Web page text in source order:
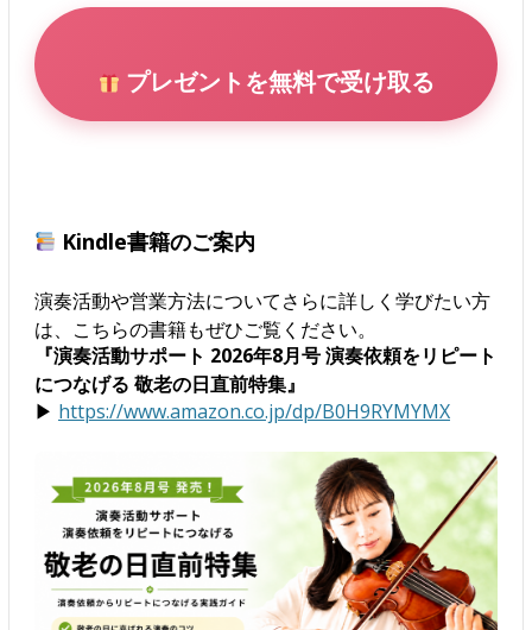
プレゼントを無料で受け取る
Kindle書籍のご案内
演奏活動や営業方法についてさらに詳しく学びたい方
は、こちらの書籍もぜひご覧ください。
『演奏活動サポート 2026年8月号 演奏依頼をリピート
につなげる 敬老の日直前特集』
▶ https://www.amazon.co.jp/dp/B0H9RYMYMX